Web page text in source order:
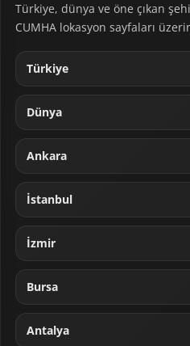
Türkiye, dünya ve öne çıkan
CUMHA lokasyon sayfaları
Türkiye
Dünya
Ankara
İstanbul
İzmir
Bursa
Antalya